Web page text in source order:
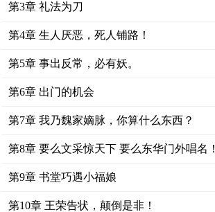
第3章 礼法为刀
第4章 生人厌恶，死人铺路！
第5章 事出反常，必有妖。
第6章 出门的机会
第7章 我乃魏家嫡脉，你算什么东西？
第8章 要么文采惊天下 要么东华门外唱名！
第9章 书堂巧遇小福娘
第10章 王荣告状，颠倒是非！